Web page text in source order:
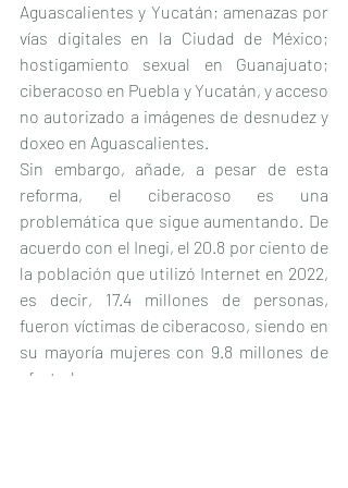
Aguascalientes y Yucatán; amenazas por
vías digitales en la Ciudad de México;
hostigamiento sexual en Guanajuato;
ciberacoso en Puebla y Yucatán, y acceso
no autorizado a imágenes de desnudez y
doxeo en Aguascalientes.
Sin embargo, añade, a pesar de esta
reforma, el ciberacoso es una
problemática que sigue aumentando. De
acuerdo con el Inegi, el 20.8 por ciento de
la población que utilizó Internet en 2022,
es decir, 17.4 millones de personas,
fueron víctimas de ciberacoso, siendo en
su mayoría mujeres con 9.8 millones de
afectadas.